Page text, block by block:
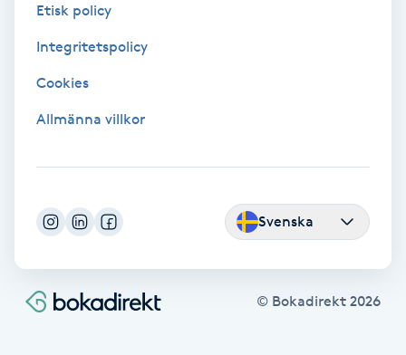
Fotsvamp
Fotvård
Fransar
Fransfärgning
Etisk policy
Integritetspolicy
Cookies
Allmänna villkor
Svenska
© Bokadirekt 2026